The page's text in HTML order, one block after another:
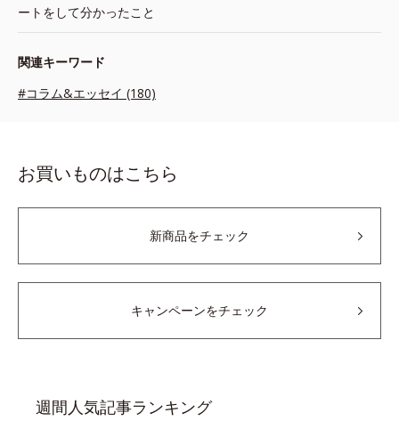
ートをして分かったこと
関連キーワード
#コラム&エッセイ (180)
お買いものはこちら
新商品をチェック
キャンペーンをチェック
週間人気記事ランキング